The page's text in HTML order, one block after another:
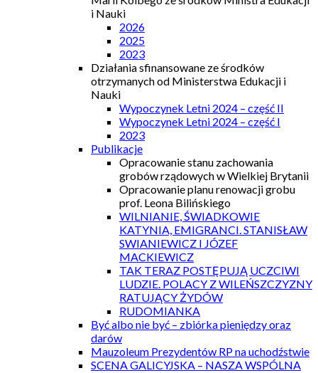
i Nauki
2026
2025
2023
Działania sfinansowane ze środków
otrzymanych od Ministerstwa Edukacji i
Nauki
Wypoczynek Letni 2024 – część II
Wypoczynek Letni 2024 – część I
2023
Publikacje
Opracowanie stanu zachowania
grobów rządowych w Wielkiej Brytanii
Opracowanie planu renowacji grobu
prof. Leona Bilińskiego
WILNIANIE, ŚWIADKOWIE
KATYNIA, EMIGRANCI. STANISŁAW
SWIANIEWICZ I JÓZEF
MACKIEWICZ
TAK TERAZ POSTĘPUJĄ UCZCIWI
LUDZIE. POLACY Z WILEŃSZCZYZNY
RATUJĄCY ŻYDÓW
RUDOMIANKA
Być albo nie być – zbiórka pieniędzy oraz
darów
Mauzoleum Prezydentów RP na uchodźstwie
SCENA GALICYJSKA – NASZA WSPÓLNA